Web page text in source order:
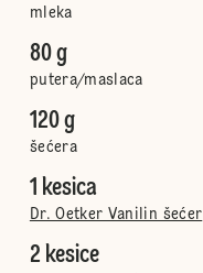
mleka
80 g
putera/maslaca
120 g
šećera
1 kesica
Dr. Oetker Vanilin šećer
2 kesice